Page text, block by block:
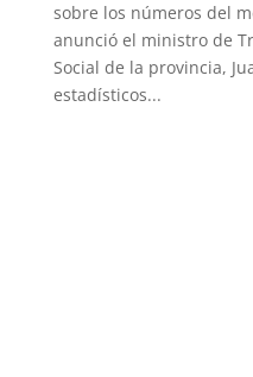
sobre los números del
anunció el ministro de
Social de la provincia,
estadísticos...